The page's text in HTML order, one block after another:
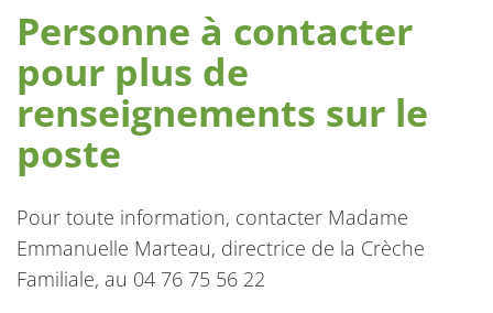
Personne à contacter
pour plus de
renseignements sur le
poste
Pour toute information, contacter Madame
Emmanuelle Marteau, directrice de la Crèche
Familiale, au 04 76 75 56 22